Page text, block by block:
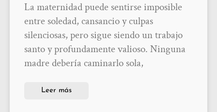
La maternidad puede sentirse imposible
entre soledad, cansancio y culpas
silenciosas, pero sigue siendo un trabajo
santo y profundamente valioso. Ninguna
madre debería caminarlo sola,
Leer más